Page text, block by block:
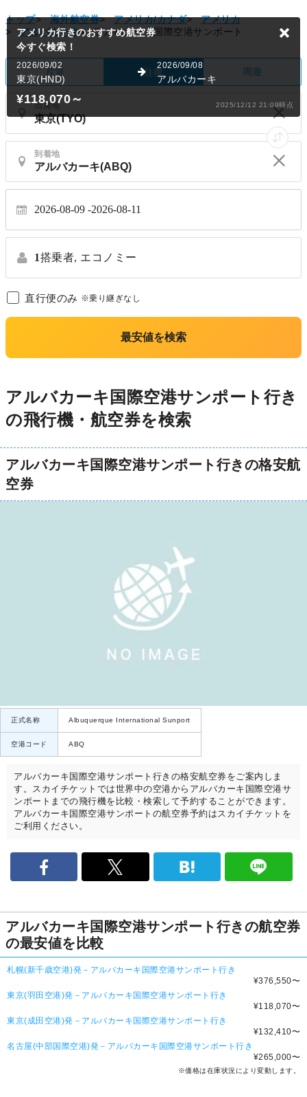
トップ> 海外航空券> アメリカ/カナダ>
アメリカ
>
アルバカーキ> アルバカーキ国際空港サンポート
片道 往復 周遊
出発地
到着地
2026-08-09 2026-08-11
1搭乗者, エコノミー
直行便のみ ※乗り継ぎなし
最安値を検索
アルバカーキ国際空港サンポート行き
の飛行機・航空券を検索
アルバカーキ国際空港サンポート行きの格安航
空券
正式名称 Albuquerque International Sunport
空港コード ABQ
アルバカーキ国際空港サンポート行きの格安航空券をご案内しま
す。スカイチケットでは世界中の空港からアルバカーキ国際空港サ
ンポートまでの飛行機を比較・検索して予約することができます。
アルバカーキ国際空港サンポートの航空券予約はスカイチケットを
ご利用ください。
アルバカーキ国際空港サンポート行きの航空券
の最安値を比較
札幌(新千歳空港)発－アルバカーキ国際空港サンポート行き
¥376,550〜
東京(羽田空港)発－アルバカーキ国際空港サンポート行き
¥118,070〜
東京(成田空港)発－アルバカーキ国際空港サンポート行き
¥132,410〜
名古屋(中部国際空港)発－アルバカーキ国際空港サンポート行き
¥265,000〜
※価格は在庫状況により変動します。